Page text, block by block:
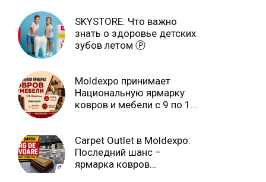
SKYSTORE: Что важно
знать о здоровье детских
зубов летом Ⓟ
Moldexpo принимает
Национальную ярмарку
ковров и мебели с 9 по 14
Carpet Outlet в Moldexpo:
Последний шанс –
ярмарка ковров